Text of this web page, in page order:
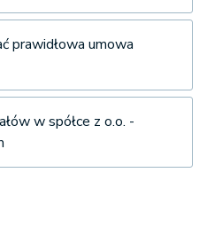
prawidłowa umowa
w spółce z o.o. -